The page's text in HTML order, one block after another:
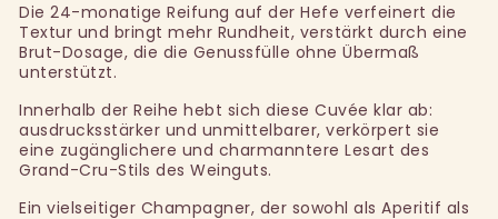
Die 24-monatige Reifung auf der Hefe verfeinert die
Textur und bringt mehr Rundheit, verstärkt durch eine
Brut-Dosage, die die Genussfülle ohne Übermaß
unterstützt.
Innerhalb der Reihe hebt sich diese Cuvée klar ab:
ausdrucksstärker und unmittelbarer, verkörpert sie
eine zugänglichere und charmanntere Lesart des
Grand-Cru-Stils des Weinguts.
Ein vielseitiger Champagner, der sowohl als Aperitif als